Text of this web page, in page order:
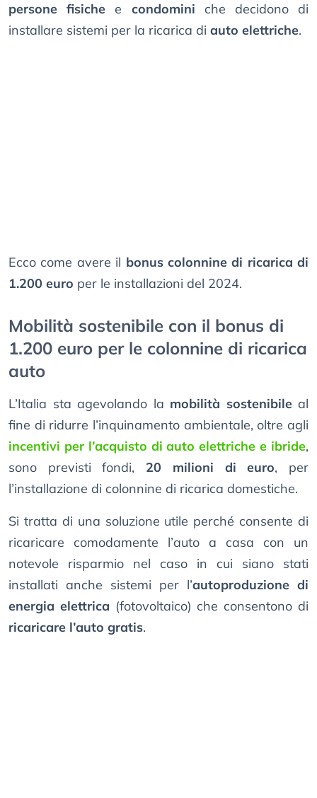
persone fisiche e condomini che decidono di
installare sistemi per la ricarica di auto elettriche.
Ecco come avere il bonus colonnine di ricarica di
1.200 euro per le installazioni del 2024.
Mobilità sostenibile con il bonus di
1.200 euro per le colonnine di ricarica
auto
L’Italia sta agevolando la mobilità sostenibileal
fine di ridurre l’inquinamento ambientale, oltre agli
incentivi per l’acquisto di auto elettriche e ibride,
sono previsti fondi, 20 milioni di euro, per
l’installazione di colonnine di ricarica domestiche.
Si tratta di una soluzione utile perché consente di
ricaricare comodamente l’auto a casa con un
notevole risparmio nel caso in cui siano stati
installati anche sistemi per l’autoproduzione di
energia elettrica (fotovoltaico) che consentono di
ricaricare l’auto gratis.